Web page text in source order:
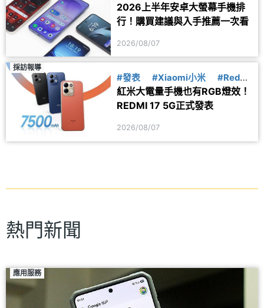
2026上半年安卓大螢幕手機排
行！購買建議與入手推薦一次看
2026/08/07
採訪報導
#發表 #Xiaomi小米
#Redmi
紅米
紅米大電量手機也有RGB燈效！
REDMI 17 5G正式發表
2026/08/07
熱門新聞
應用服務